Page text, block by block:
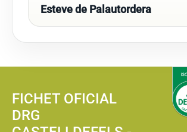
Esteve de Palautordera
FICHET OFICIAL
DRG